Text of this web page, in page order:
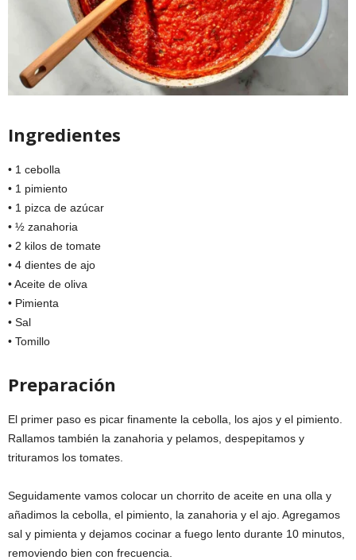
Ingredientes
• 1 cebolla
• 1 pimiento
• 1 pizca de azúcar
• ½ zanahoria
• 2 kilos de tomate
• 4 dientes de ajo
• Aceite de oliva
• Pimienta
• Sal
• Tomillo
Preparación
El primer paso es picar finamente la cebolla, los ajos y el pimiento.
Rallamos también la zanahoria y pelamos, despepitamos y
trituramos los tomates.
Seguidamente vamos colocar un chorrito de aceite en una olla y
añadimos la cebolla, el pimiento, la zanahoria y el ajo. Agregamos
sal y pimienta y dejamos cocinar a fuego lento durante 10 minutos,
removiendo bien con frecuencia.